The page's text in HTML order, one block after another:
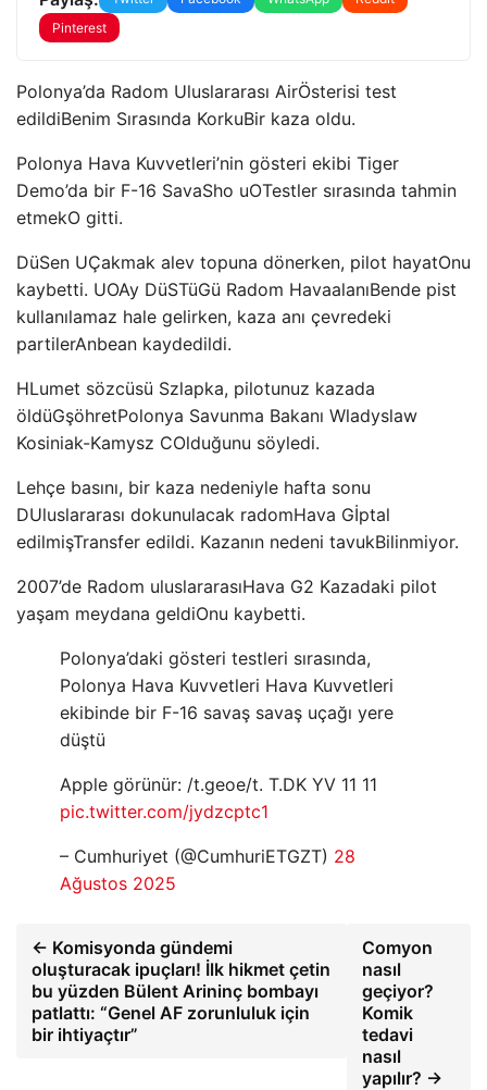
Pinterest
Polonya’da Radom Uluslararası AirÖsterisi test
edildiBenim Sırasında KorkuBir kaza oldu.
Polonya Hava Kuvvetleri’nin gösteri ekibi Tiger
Demo’da bir F-16 SavaSho uOTestler sırasında tahmin
etmekO gitti.
DüSen UÇakmak alev topuna dönerken, pilot hayatOnu
kaybetti. UOAy DüSTüGü Radom HavaalanıBende pist
kullanılamaz hale gelirken, kaza anı çevredeki
partilerAnbean kaydedildi.
HLumet sözcüsü Szlapka, pilotunuz kazada
öldüGşöhretPolonya Savunma Bakanı Wladyslaw
Kosiniak-Kamysz COlduğunu söyledi.
Lehçe basını, bir kaza nedeniyle hafta sonu
DUluslararası dokunulacak radomHava Gİptal
edilmişTransfer edildi. Kazanın nedeni tavukBilinmiyor.
2007’de Radom uluslararasıHava G2 Kazadaki pilot
yaşam meydana geldiOnu kaybetti.
Polonya’daki gösteri testleri sırasında,
Polonya Hava Kuvvetleri Hava Kuvvetleri
ekibinde bir F-16 savaş savaş uçağı yere
düştü
Apple görünür: /t.geoe/t. T.DK YV 11 11
pic.twitter.com/jydzcptc1
– Cumhuriyet (@CumhuriETGZT) 28
Ağustos 2025
← Komisyonda gündemi
oluşturacak ipuçları! İlk hikmet çetin
bu yüzden Bülent Arininç bombayı
patlattı: “Genel AF zorunluluk için
bir ihtiyaçtır”
Comyon
nasıl
geçiyor?
Komik
tedavi
nasıl
yapılır? →